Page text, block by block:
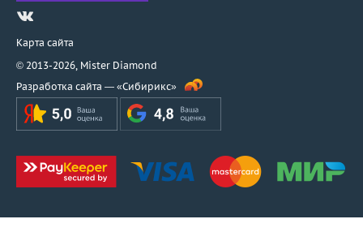
Feraud
Fibo
Filk
Fragola Creations
Franck Muller
Fred
Frey Wille
Garel
Карта сайта
© 2013-2026, Mister Diamond
Разработка сайта — «Сибирикс»